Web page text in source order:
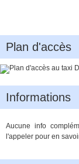
Plan d'accès
Informations
Aucune info
l'appeler pour en